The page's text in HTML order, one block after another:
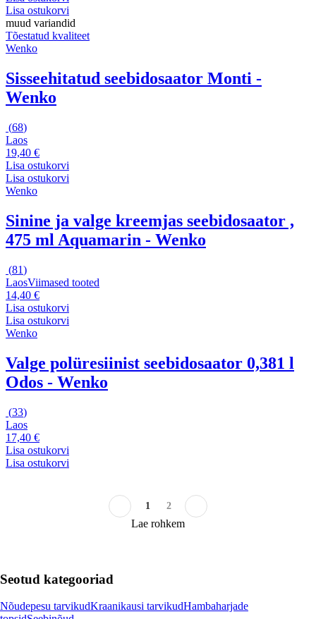
Lisa ostukorvi
muud variandid
Tõestatud kvaliteet
Wenko
Sisseehitatud seebidosaator Monti -
Wenko
(68)
Laos
19,40 €
Lisa ostukorvi
Lisa ostukorvi
Wenko
Sinine ja valge kreemjas seebidosaator ,
475 ml Aquamarin - Wenko
(81)
LaosViimased tooted
14,40 €
Lisa ostukorvi
Lisa ostukorvi
Wenko
Valge polüresiinist seebidosaator 0,381 l
Odos - Wenko
(33)
Laos
17,40 €
Lisa ostukorvi
Lisa ostukorvi
1 2
Lae rohkem
Seotud kategooriad
Nõudepesu tarvikudKraanikausi tarvikudHambaharjade